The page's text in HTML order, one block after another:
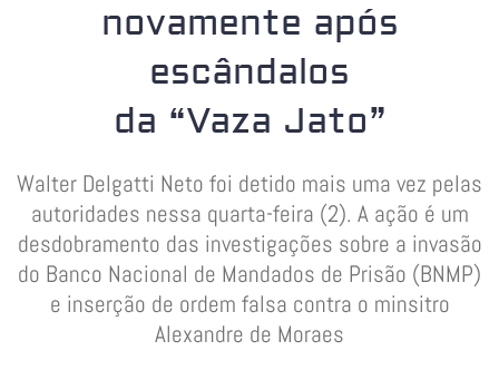
novamente após
escândalos
da “Vaza Jato”
Walter Delgatti Neto foi detido mais uma vez pelas
autoridades nessa quarta-feira (2). A ação é um
desdobramento das investigações sobre a invasão
do Banco Nacional de Mandados de Prisão (BNMP)
e inserção de ordem falsa contra o minsitro
Alexandre de Moraes